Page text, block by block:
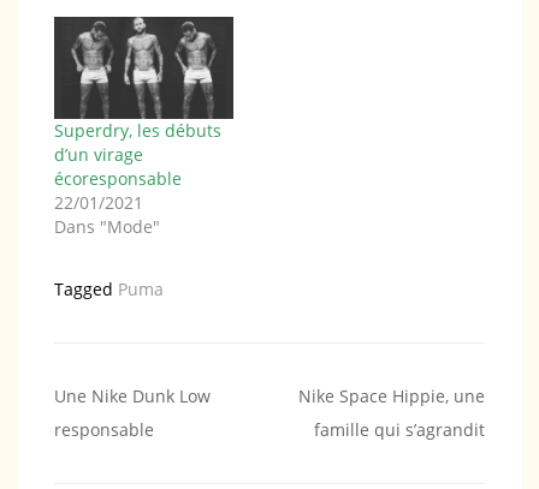
Superdry, les débuts
d’un virage
écoresponsable
22/01/2021
Dans "Mode"
Tagged Puma
Navigation
de
Une Nike Dunk Low
responsable
Nike Space Hippie, une
famille qui s’agrandit